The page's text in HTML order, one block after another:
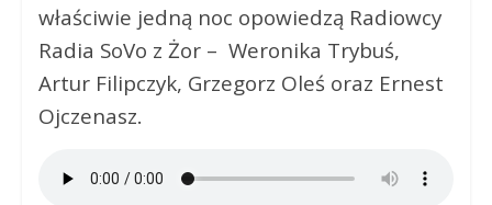
właściwie jedną noc opowiedzą Radiowcy
Radia SoVo z Żor – Weronika Trybuś,
Artur Filipczyk, Grzegorz Oleś oraz Ernest
Ojczenasz.